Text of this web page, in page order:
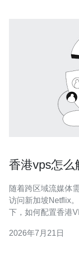
香港vps怎么
随着跨区域流媒体
访问新加坡Netflix
下，如何配置香港
买参考。 首先明确一点：Netflix的地区判断以公网IP为
2026年7月21日